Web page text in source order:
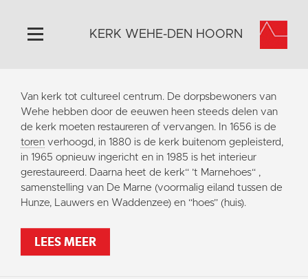
Home
Algemeen
Historie
Omgeving
Activiteiten
Steun ons
Contact
Vaktaal
KERK WEHE-DEN HOORN
Van kerk tot cultureel centrum. De dorpsbewoners van
Wehe hebben door de eeuwen heen steeds delen van
de kerk moeten restaureren of vervangen. In 1656 is de
toren verhoogd, in 1880 is de kerk buitenom gepleisterd,
in 1965 opnieuw ingericht en in 1985 is het interieur
gerestaureerd. Daarna heet de kerk“ ’t Marnehoes“ ,
samenstelling van De Marne (voormalig eiland tussen de
Hunze, Lauwers en Waddenzee) en “hoes” (huis).
LEES MEER